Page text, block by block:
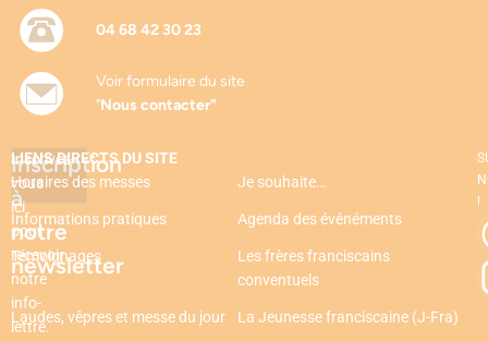
04 68 42 30 23
Voir formulaire du site
"Nous contacter"
Inscription
à
notre
newsletter
Inscrivez-
vous
ici
pour
recevoir
notre
info-
lettre.
LIENS DIRECTS DU SITE
Horaires des messes
Je souhaite…
Informations pratiques Agenda des événéments
Témoignages
Les frères franciscains
conventuels
Laudes, vêpres et messe du jour La Jeunesse franciscaine (J-Fra)
!